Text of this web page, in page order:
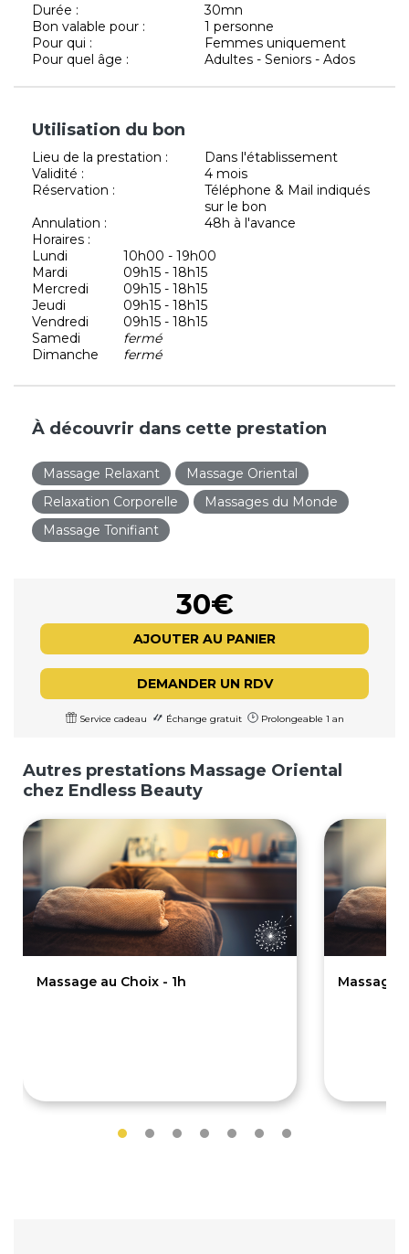
Durée :
30mn
Bon valable pour :
1 personne
Pour qui :
Femmes uniquement
Pour quel âge :
Adultes - Seniors - Ados
Utilisation du bon
Lieu de la prestation :
Dans l'établissement
Validité :
4 mois
Réservation :
Téléphone & Mail indiqués
sur le bon
Annulation :
48h à l'avance
Horaires :
Lundi
10h00 - 19h00
Mardi
09h15 - 18h15
Mercredi
09h15 - 18h15
Jeudi
09h15 - 18h15
Vendredi
09h15 - 18h15
Samedi
fermé
Dimanche
fermé
À découvrir dans cette prestation
Massage Relaxant
Massage Oriental
Relaxation Corporelle
Massages du Monde
Massage Tonifiant
30€
AJOUTER AU PANIER
DEMANDER UN RDV
Service cadeau Échange gratuit Prolongeable 1 an
Autres prestations Massage Oriental
chez Endless Beauty
Massage au Choix - 1h Massage